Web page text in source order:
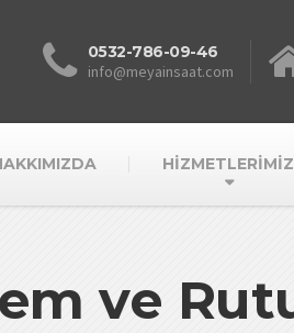
0532-786-09-46
info@meyainsaat.com
HİZMETLERİMİZ
ve